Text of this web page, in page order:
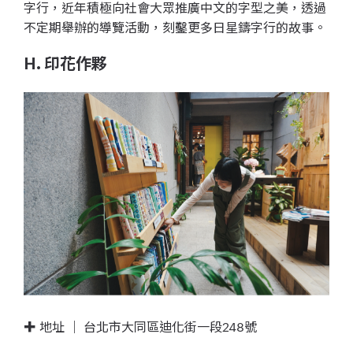
字行，近年積極向社會大眾推廣中文的字型之美，透過
不定期舉辦的導覽活動，刻鑿更多日星鑄字行的故事。
H. 印花作夥
✚ 地址 ｜ 台北市大同區迪化街一段248號